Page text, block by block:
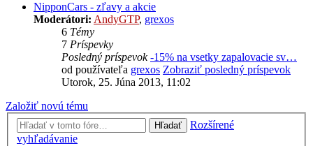
NipponCars - zľavy a akcie
Moderátori: AndyGTP, grexos
6 Témy
7 Príspevky
Posledný príspevok -15% na vsetky zapalovacie sv…
od používateľa grexos Zobraziť posledný príspevok
Utorok, 25. Júna 2013, 11:02
Založiť novú tému
Hľadať
Rozšírené
vyhľadávanie